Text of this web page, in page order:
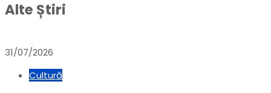
Alte Știri
31/07/2026
Cultură